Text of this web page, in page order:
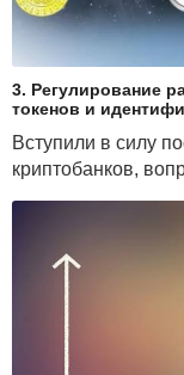
3. Регулирование
токенов и
Вступили в силу
криптобанков,